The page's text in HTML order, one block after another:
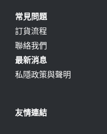
常見問題
訂貨流程
聯絡我們
最新消息
私隱政策與聲明
友情連結